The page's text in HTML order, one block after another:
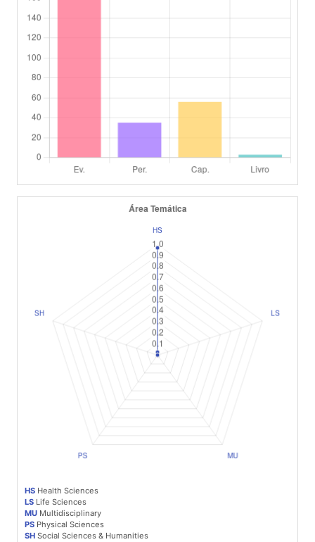
HS Health Sciences
LS Life Sciences
MU Multidisciplinary
PS Physical Sciences
SH Social Sciences & Humanities